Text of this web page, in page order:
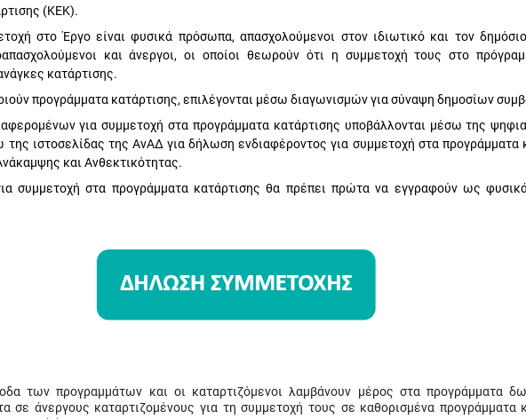
(ΚΕΚ).
στο Έργο είναι φυσικά πρόσωπα, απασχολούμενοι στον ιδιωτικό και τον
και άνεργοι, οι οποίοι θεωρούν ότι η συμμετοχή τους στο
κατάρτισης.
προγράμματα κατάρτισης, επιλέγονται μέσω διαγωνισμών για σύναψη δημοσίων
για συμμετοχή στα προγράμματα κατάρτισης υποβάλλονται μέσω της
ιστοσελίδας της ΑνΑΔ για δήλωση ενδιαφέροντος για συμμετοχή στα προγράμματα
και Ανθεκτικότητας.
συμμετοχή στα προγράμματα κατάρτισης θα πρέπει πρώτα να εγγραφούν ως
των προγραμμάτων και οι καταρτιζόμενοι λαμβάνουν μέρος στα προγράμματα
σε άνεργους καταρτιζομένους για τη συμμετοχή τους σε καθορισμένα προγράμματα